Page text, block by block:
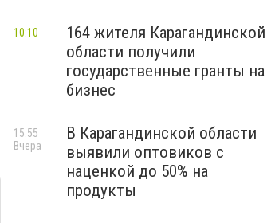
164 жителя Карагандинской
области получили
государственные гранты на
бизнес
10:10
В Карагандинской области
выявили оптовиков с
наценкой до 50% на
продукты
15:55
Вчера